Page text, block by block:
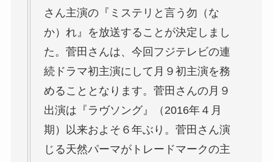
さん主演の『ミステリと言う勿（な
か）れ』を放送することが決定しまし
た。菅田さんは、今回フジテレビの連
続ドラマ初主演にして月９初主演を務
めることとなります。菅田さんの月９
出演は『ラヴソング』（2016年４月
期）以来およそ６年ぶり。菅田さん演
じる天然パーマがトレードマークの主